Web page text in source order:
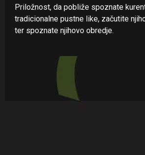
Priložnost, da pobliže spoznate
tradicionalne pustne like, začutite
ter spoznate njihovo obredje.